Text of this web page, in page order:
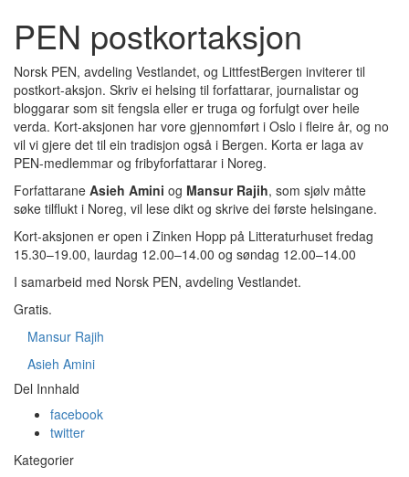
PEN postkortaksjon
Norsk PEN, avdeling Vestlandet, og LittfestBergen inviterer til
postkort-aksjon. Skriv ei helsing til forfattarar, journalistar og
bloggarar som sit fengsla eller er truga og forfulgt over heile
verda. Kort-aksjonen har vore gjennomført i Oslo i fleire år, og no
vil vi gjere det til ein tradisjon også i Bergen. Korta er laga av
PEN-medlemmar og fribyforfattarar i Noreg.
Forfattarane Asieh Amini og Mansur Rajih, som sjølv måtte
søke tilflukt i Noreg, vil lese dikt og skrive dei første helsingane.
Kort-aksjonen er open i Zinken Hopp på Litteraturhuset fredag
15.30–19.00, laurdag 12.00–14.00 og søndag 12.00–14.00
I samarbeid med Norsk PEN, avdeling Vestlandet.
Gratis.
Mansur Rajih
Asieh Amini
Del Innhald
facebook
twitter
Kategorier